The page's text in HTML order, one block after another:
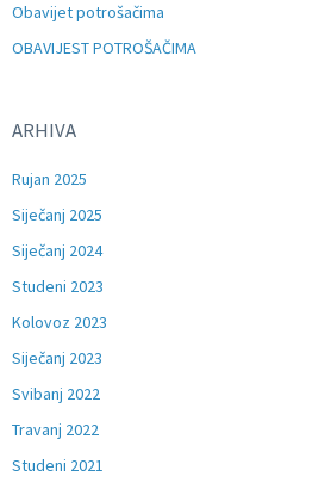
Obavijet potrošačima
OBAVIJEST POTROŠAČIMA
ARHIVA
Rujan 2025
Siječanj 2025
Siječanj 2024
Studeni 2023
Kolovoz 2023
Siječanj 2023
Svibanj 2022
Travanj 2022
Studeni 2021